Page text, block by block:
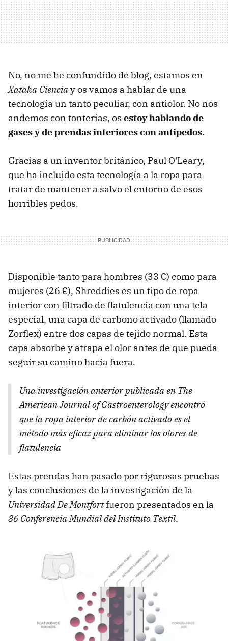
No, no me he confundido de blog, estamos en
Xataka Cienciay os vamos a hablar de una
tecnología un tanto peculiar, con antiolor. No nos
andemos con tonterías, os estoy hablando de
gases y de prendas interiores con antipedos.
Gracias a un inventor británico, Paul O'Leary,
que ha incluido esta tecnología a la ropa para
tratar de mantener a salvo el entorno de esos
horribles pedos.
Disponible tanto para hombres (33 €) como para
mujeres (26 €), Shreddies es un tipo de ropa
interior con filtrado de flatulencia con una tela
especial, una capa de carbono activado (llamado
Zorflex) entre dos capas de tejido normal. Esta
capa absorbe y atrapa el olor antes de que pueda
seguir su camino hacia fuera.
Una investigación anterior publicada en The
American Journal of Gastroenterologyencontró
que la ropa interior de carbón activado es el
método más eficaz para eliminar los olores de
flatulencia
Estas prendas han pasado por rigurosas pruebas
y las conclusiones de la investigación de la
Universidad De Montfortfueron presentados en la
86 Conferencia Mundial del Instituto Textil.